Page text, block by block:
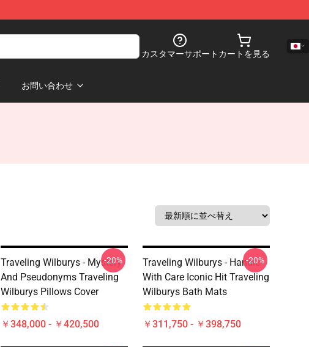
カスタマーサポート カートを見る
お問い合わせ
Traveling Wilburys - Mystery
And Pseudonyms Traveling
Wilburys Pillows Cover
￥348,000 - ￥420,500
-20%
Traveling Wilburys - Handle
With Care Iconic Hit Traveling
Wilburys Bath Mats
￥311,750 - ￥398,750
-20%